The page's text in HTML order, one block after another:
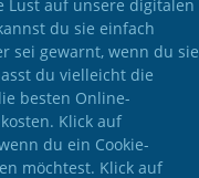
Lust auf unsere digitalen
du sie einfach
sei gewarnt, wenn du sie
du vielleicht die
besten Online-
Klick auf
du ein Cookie-
möchtest. Klick auf